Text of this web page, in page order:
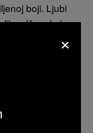
boji. Ljubi
Kao da je
svojom
×